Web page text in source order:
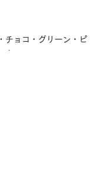
チョコ・グリーン・ピ
ンク